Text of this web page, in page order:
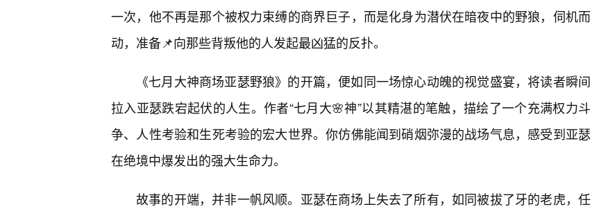
一次，他不再是那个被权力束缚的商界巨子，而是化身为潜伏在暗夜中的野狼，伺机而
动，准备📌向那些背叛他的人发起最凶猛的反扑。
《七月大神商场亚瑟野狼》的开篇，便如同一场惊心动魄的视觉盛宴，将读者瞬间
拉入亚瑟跌宕起伏的人生。作者“七月大🌸神”以其精湛的笔触，描绘了一个充满权力斗
争、人性考验和生死考验的宏大世界。你仿佛能闻到硝烟弥漫的战场气息，感受到亚瑟
在绝境中爆发出的强大生命力。
故事的开端，并非一帆风顺。亚瑟在商场上失去了所有，如同被拔了牙的老虎，任